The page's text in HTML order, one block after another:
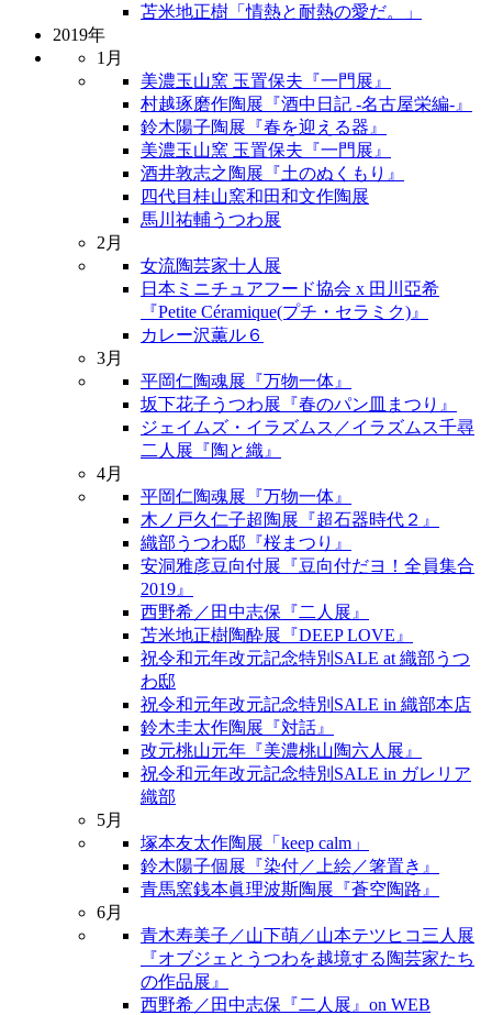
苫米地正樹「情熱と耐熱の愛だ。」
2019年
1月
美濃玉山窯 玉置保夫『一門展』
村越琢磨作陶展『酒中日記 -名古屋栄編-』
鈴木陽子陶展『春を迎える器』
美濃玉山窯 玉置保夫『一門展』
酒井敦志之陶展『土のぬくもり』
四代目桂山窯和田和文作陶展
馬川祐輔うつわ展
2月
女流陶芸家十人展
日本ミニチュアフード協会 x 田川亞希
『Petite Céramique(プチ・セラミク)』
カレー沢薫ル６
3月
平岡仁陶魂展『万物一体』
坂下花子うつわ展『春のパン皿まつり』
ジェイムズ・イラズムス／イラズムス千尋
二人展『陶と織』
4月
平岡仁陶魂展『万物一体』
木ノ戸久仁子超陶展『超石器時代２』
織部うつわ邸『桜まつり』
安洞雅彦豆向付展『豆向付だヨ！全員集合
2019』
西野希／田中志保『二人展』
苫米地正樹陶酔展『DEEP LOVE』
祝令和元年改元記念特別SALE at 織部うつ
わ邸
祝令和元年改元記念特別SALE in 織部本店
鈴木圭太作陶展『対話』
改元桃山元年『美濃桃山陶六人展』
祝令和元年改元記念特別SALE in ガレリア
織部
5月
塚本友太作陶展「keep calm」
鈴木陽子個展『染付／上絵／箸置き』
青馬窯銭本眞理波斯陶展『蒼空陶路』
6月
青木寿美子／山下萌／山本テツヒコ三人展
『オブジェとうつわを越境する陶芸家たち
の作品展』
西野希／田中志保『二人展』on WEB